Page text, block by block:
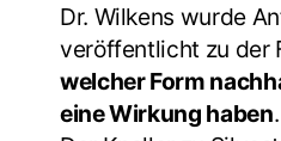
Dr. Wilkens wurde
veröffentlicht zu der
welcher Form
eine Wirkung haben.